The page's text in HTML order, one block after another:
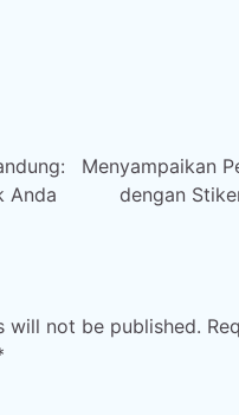
Anda
Menyampaikan
dengan
will not be published.